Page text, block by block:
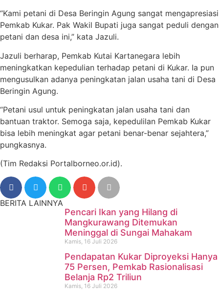
“Kami petani di Desa Beringin Agung sangat mengapresiasi
Pemkab Kukar. Pak Wakil Bupati juga sangat peduli dengan
petani dan desa ini,” kata Jazuli.
Jazuli berharap, Pemkab Kutai Kartanegara lebih
meningkatkan kepedulian terhadap petani di Kukar. Ia pun
mengusulkan adanya peningkatan jalan usaha tani di Desa
Beringin Agung.
“Petani usul untuk peningkatan jalan usaha tani dan
bantuan traktor. Semoga saja, kepedulilan Pemkab Kukar
bisa lebih meningkat agar petani benar-benar sejahtera,”
pungkasnya.
(Tim Redaksi Portalborneo.or.id).
BERITA LAINNYA
Pencari Ikan yang Hilang di
Mangkurawang Ditemukan
Meninggal di Sungai Mahakam
Kamis, 16 Juli 2026
Pendapatan Kukar Diproyeksi Hanya
75 Persen, Pemkab Rasionalisasi
Belanja Rp2 Triliun
Kamis, 16 Juli 2026